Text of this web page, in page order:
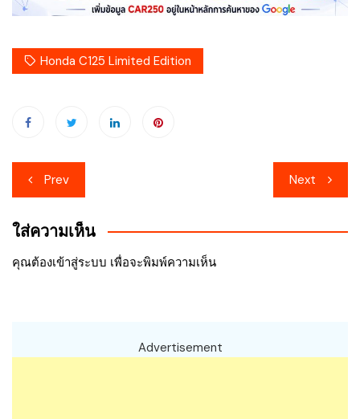
Honda C125 Limited Edition
เมนู
นำทาง
เรื่อง
Prev Next
ใส่ความเห็น
คุณต้องเข้าสู่ระบบ เพื่อจะพิมพ์ความเห็น
Advertisement